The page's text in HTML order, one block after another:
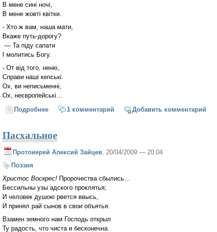
В мене сині ночі,
В мене жовті квітки.
- Хто ж вам, наша мати,
Вкаже путь-дорогу?
— Та піду сапати
І молитись Богу.
- От від того, неню,
Справи наші кепські.
Ох, ви неписьменні,
Ох, неєвропейські…
Подробнее о Голоси на майдані
1 комментарий Добавить комментарий
Пасхальное
Протоиерей Алексий Зайцев, 20/04/2009 — 20:04
Поэзия
Христос Воскрес! Пророчества сбылись…
Бессильны узы адского проклятья;
И человек душою рвется ввысь,
И принял рай сынов в свои объятья.
Взамен земного нам Господь открыл
Ту радость, что чиста и бесконечна.